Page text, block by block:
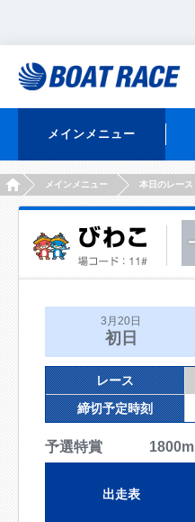
メインメニュー
HOMEメインメニュー 本日のレース
3月20日
初日
レース
締切予定時刻
予選特賞 1800m
出走表